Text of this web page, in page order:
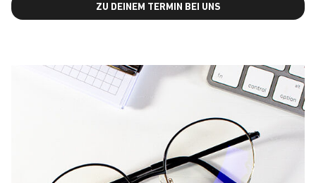
ZU DEINEM TERMIN BEI UNS